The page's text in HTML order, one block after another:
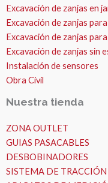
Excavación de zanjas en
Excavación de zanjas
Excavación de zanjas
Excavación de zanjas sin
Instalación de sensores
Obra Civil
Nuestra tienda
ZONA OUTLET
GUIAS PASACABLES
DESBOBINADORES
SISTEMA DE